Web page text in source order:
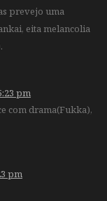
prevejo uma
eita melancolia
pm
com drama(Fukka),
pm